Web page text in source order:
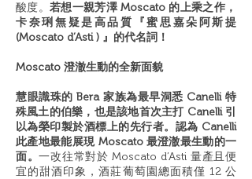
酸度。 若想一親芳澤 Moscato 的上乘之作，
卡奈琍無疑是高品質『蜜思嘉朵阿斯提
(Moscato d’Asti ) 』的代名詞！
Moscato 澄澈生動的全新面貌
慧眼識珠的 Bera 家族為最早洞悉 Canelli 特
殊風土的伯樂，也是該地首次主打 Canelli 引
以為榮印製於酒標上的先行者。認為 Canelli
此產地最能展現 Moscato 最澄澈最生動的一
面。一改往常對於 Moscato d’Asti 量產且便
宜的甜酒印象，酒莊葡萄園總面積僅 12 公